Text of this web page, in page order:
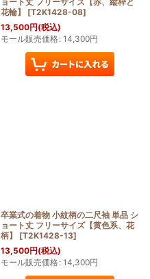
花輪】
[T2K1428-08]
13,500円(税込)
モール販売価格: 14,300円
卒業式の着物 小紋柄の二尺袖 単品 シ
ョート丈 フリーサイズ【黄色系、花
柄】
[T2K1428-13]
13,500円(税込)
モール販売価格: 14,300円